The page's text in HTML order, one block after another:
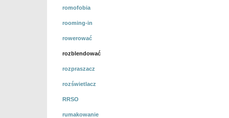
romofobia
rooming-in
rowerować
rozblendować
rozpraszacz
rozświetlacz
RRSO
rumakowanie